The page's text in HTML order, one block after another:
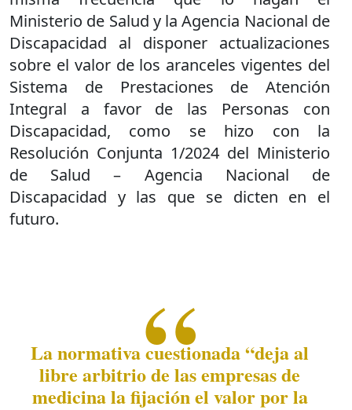
Ministerio de Salud y la Agencia Nacional de
Discapacidad al disponer actualizaciones
sobre el valor de los aranceles vigentes del
Sistema de Prestaciones de Atención
Integral a favor de las Personas con
Discapacidad, como se hizo con la
Resolución Conjunta 1/2024 del Ministerio
de Salud – Agencia Nacional de
Discapacidad y las que se dicten en el
futuro.
La normativa cuestionada “deja al
libre arbitrio de las empresas de
medicina la fijación el valor por la